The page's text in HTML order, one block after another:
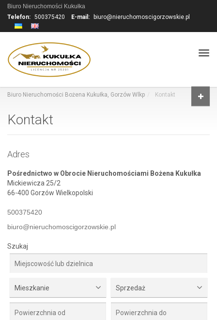
Biuro Nieruchomości Kukułka
Telefon: 500375420 E-mail: biuro@nieruchomoscigorzowskie.pl
Biuro Nieruchomości Bożena Kukułka, Gorzów Wlkp Kontakt
Kontakt
Adres
Pośrednictwo w Obrocie Nieruchomościami Bożena Kukułka
Mickiewicza 25/2
66-400 Gorzów Wielkopolski
500375420
biuro@nieruchomoscigorzowskie.pl
Szukaj
Mieszkanie Sprzedaż